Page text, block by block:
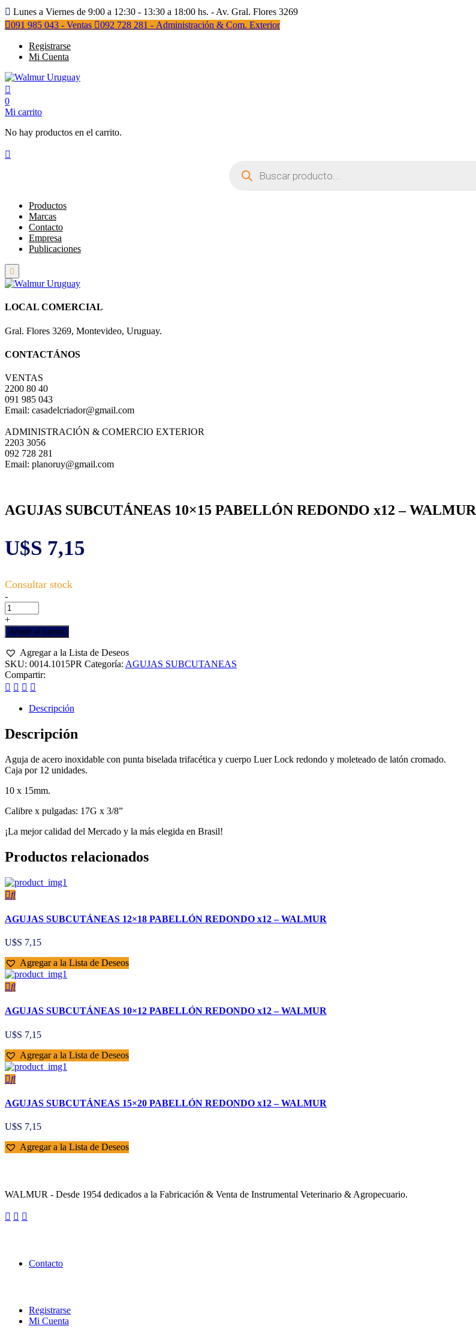
Lunes a Viernes de 9:00 a 12:30 - 13:30 a 18:00 hs. - Av. Gral. Flores 3269
091 985 043 - Ventas
092 728 281 - Administración & Com. Exterior
Registrarse
Mi Cuenta
0
Mi carrito
No hay productos en el carrito.
productos
Productos
Marcas
Contacto
Empresa
Publicaciones
LOCAL COMERCIAL
Gral. Flores 3269, Montevideo, Uruguay.
CONTACTÁNOS
VENTAS
2200 80 40
091 985 043
Email: casadelcriador@gmail.com
ADMINISTRACIÓN & COMERCIO EXTERIOR
2203 3056
092 728 281
Email: planoruy@gmail.com
AGUJAS SUBCUTÁNEAS 10×15 PABELLÓN REDONDO x12 – WALMUR
U$S 7,15
AGUJAS
SUBCUTÁNEAS
10x15
PABELLÓN
REDONDO
x12
-
WALMUR
cantidad
-
+
Añadir al carrito
Agregar a la Lista de Deseos
SKU: 0014.1015PR Categoría: AGUJAS SUBCUTANEAS
Compartir:
Descripción
Descripción
Aguja de acero inoxidable con punta biselada trifacética y cuerpo Luer Lock redondo y moleteado de latón cromado.
Caja por 12 unidades.
10 x 15mm.
Calibre x pulgadas: 17G x 3/8”
¡La mejor calidad del Mercado y la más elegida en Brasil!
Productos relacionados
AGUJAS SUBCUTÁNEAS 12×18 PABELLÓN REDONDO x12 – WALMUR
U$S 7,15
Agregar a la Lista de Deseos
AGUJAS SUBCUTÁNEAS 10×12 PABELLÓN REDONDO x12 – WALMUR
U$S 7,15
Agregar a la Lista de Deseos
AGUJAS SUBCUTÁNEAS 15×20 PABELLÓN REDONDO x12 – WALMUR
U$S 7,15
Agregar a la Lista de Deseos
WALMUR - Desde 1954 dedicados a la Fabricación & Venta de Instrumental Veterinario & Agropecuario.
Contacto
Registrarse
Mi Cuenta